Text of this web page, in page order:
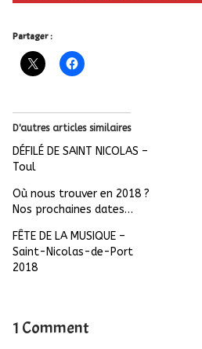
Partager :
D'autres articles similaires
DÉFILÉ DE SAINT NICOLAS –
Toul
Où nous trouver en 2018 ?
Nos prochaines dates…
FÊTE DE LA MUSIQUE –
Saint-Nicolas-de-Port
2018
1 Comment